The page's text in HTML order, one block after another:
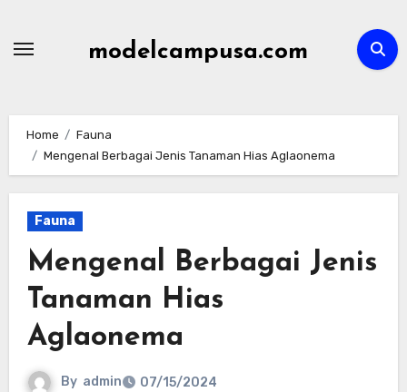
modelcampusa.com
Home
Fauna
Mengenal Berbagai Jenis Tanaman Hias Aglaonema
Fauna
Mengenal Berbagai Jenis
Tanaman Hias
Aglaonema
By admin
07/15/2024